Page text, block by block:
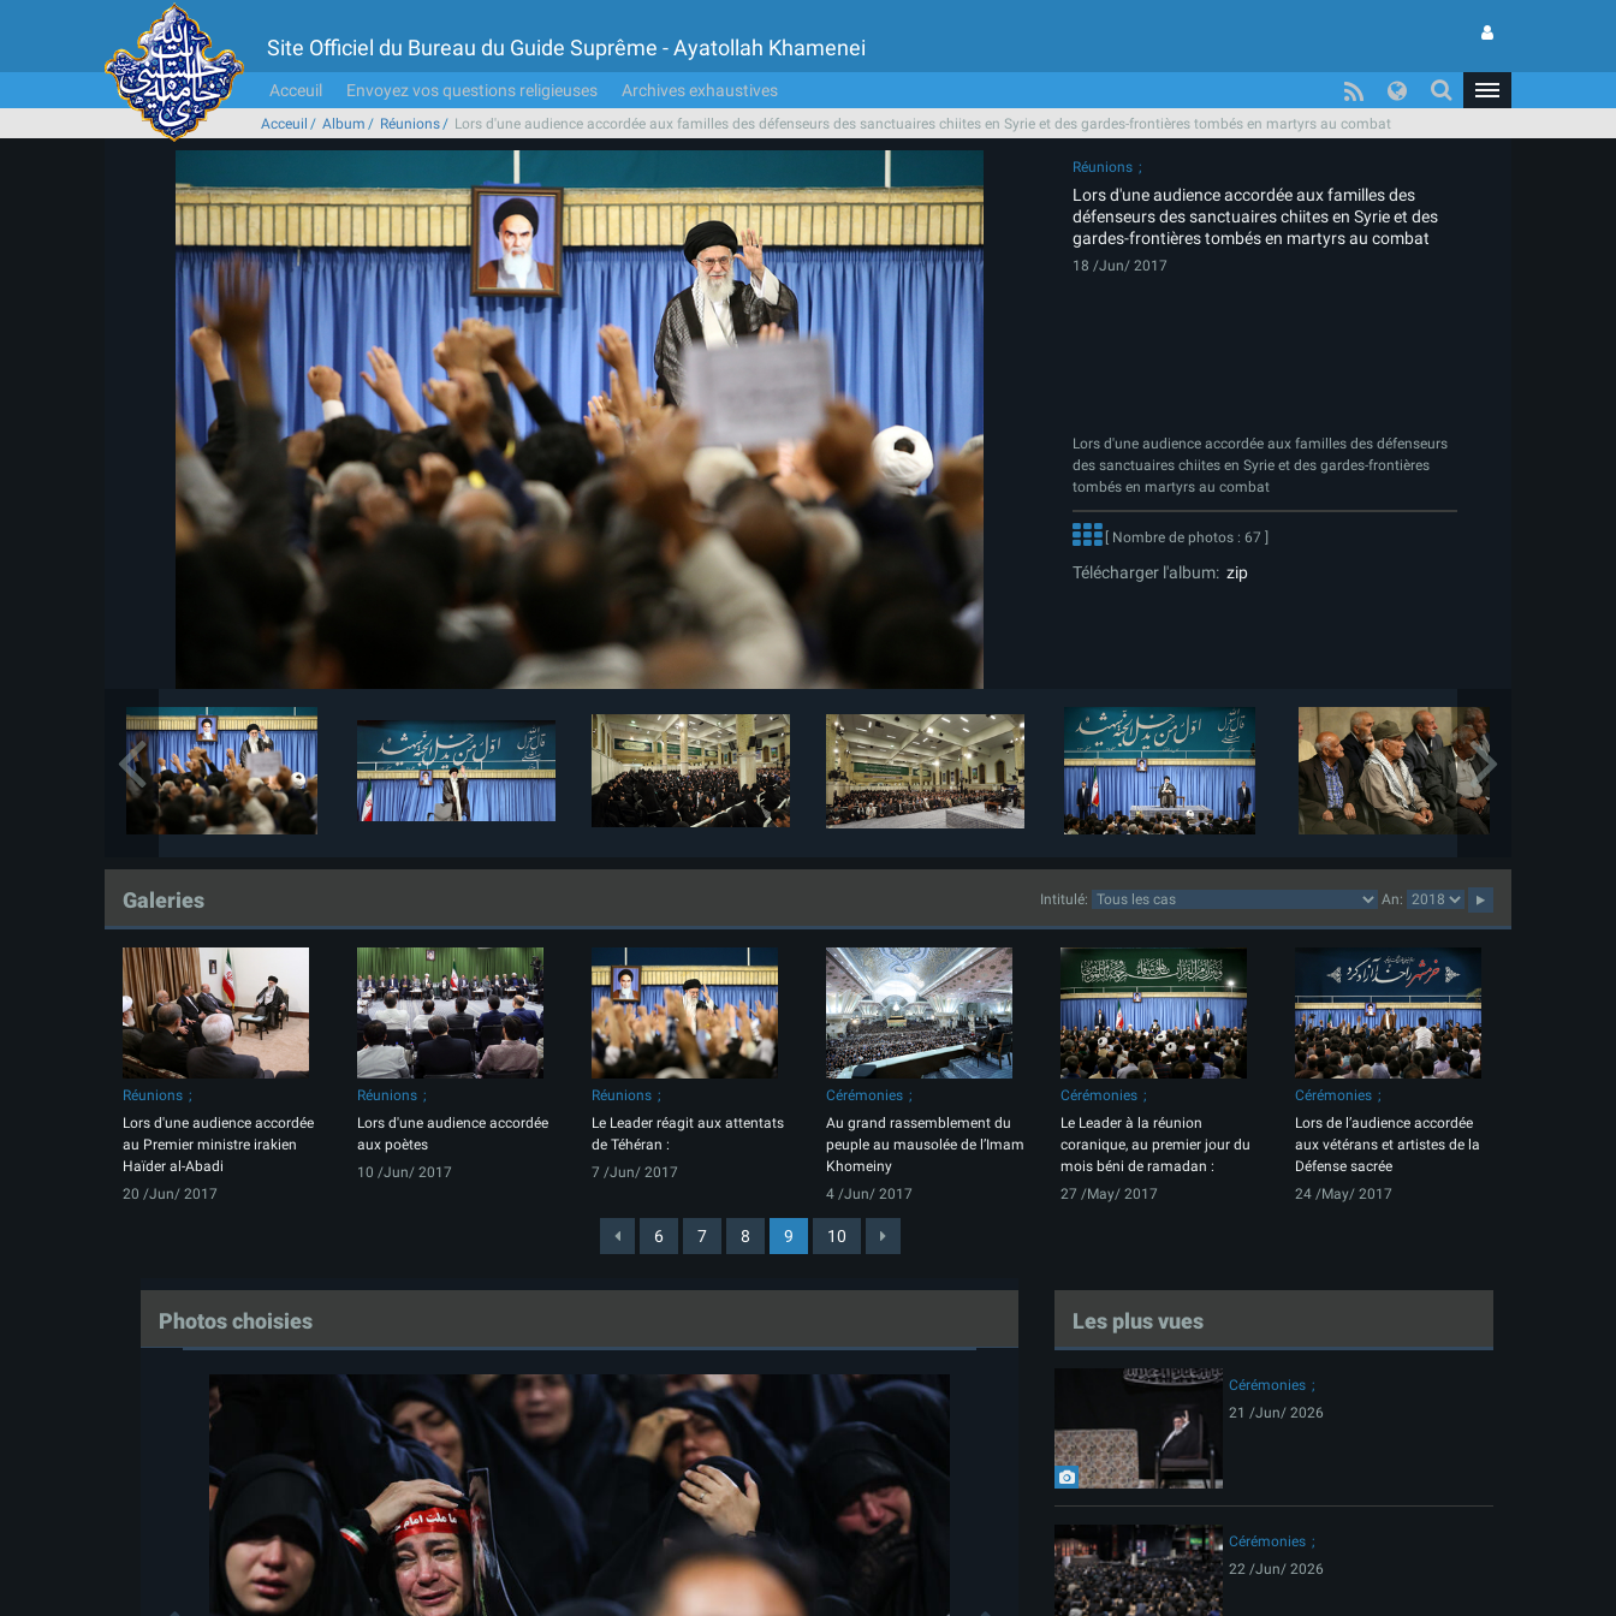
Site Officiel du Bureau du Guide Suprême - Ayatollah Khamenei
Acceuil Envoyez vos questions religieuses Archives exhaustives
Acceuil Album Réunions Lors d'une audience accordée aux familles des défenseurs des sanctuaires chiites en Syrie et des gardes-frontières tombés en martyrs au combat
Réunions
Lors d'une audience accordée aux familles des
défenseurs des sanctuaires chiites en Syrie et des
gardes-frontières tombés en martyrs au combat
18 /Jun/ 2017
Lors d'une audience accordée aux familles des défenseurs
des sanctuaires chiites en Syrie et des gardes-frontières
tombés en martyrs au combat
[ Nombre de photos : 67 ]
Télécharger l'album: zip
Galeries Intitulé: An:
Réunions
Lors d'une audience accordée
au Premier ministre irakien
Haïder al-Abadi
20 /Jun/ 2017
Réunions
Lors d'une audience accordée
aux poètes
10 /Jun/ 2017
Réunions
Le Leader réagit aux attentats
de Téhéran :
7 /Jun/ 2017
Cérémonies
Au grand rassemblement du
peuple au mausolée de l’Imam
Khomeiny
4 /Jun/ 2017
Cérémonies
Le Leader à la réunion
coranique, au premier jour du
mois béni de ramadan :
27 /May/ 2017
Cérémonies
Lors de l’audience accordée
aux vétérans et artistes de la
Défense sacrée
24 /May/ 2017
6 7 8 9 10
Photos choisies Les plus vues
Cérémonies
21 /Jun/ 2026
Cérémonies
22 /Jun/ 2026